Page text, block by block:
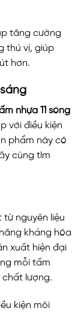
tăng cường
thú vị, giúp
hơn.
nhựa 11 sóng
với điều kiện
phẩm này có
cùng tìm
từ nguyên liệu
kháng hóa
xuất hiện đại
mỗi tấm
chất lượng.
kiện môi